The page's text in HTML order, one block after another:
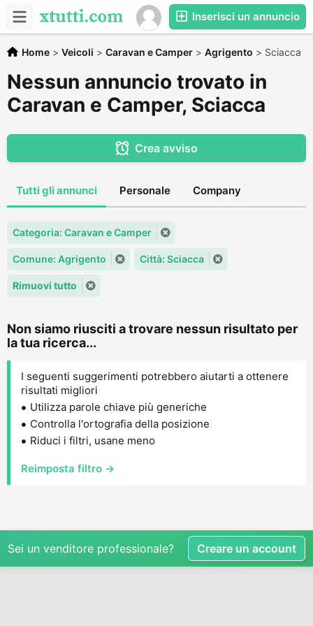
Inserisci un annuncio
Home > Veicoli > Caravan e Camper > Agrigento > Sciacca
Nessun annuncio trovato in
Caravan e Camper, Sciacca
Crea avviso
Tutti gli annunci Personale Company
Categoria: Caravan e Camper
Comune: Agrigento Città: Sciacca
Rimuovi tutto
Non siamo riusciti a trovare nessun risultato per
la tua ricerca...
I seguenti suggerimenti potrebbero aiutarti a ottenere
risultati migliori
Utilizza parole chiave più generiche
Controlla l'ortografia della posizione
Riduci i filtri, usane meno
Reimposta filtro →
Sei un venditore professionale? Creare un account